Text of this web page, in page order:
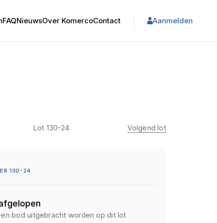
FAQNieuwsOver KomercoContact Aanmelden
Lot 130-24 Volgend lot
130-24
bod uitgebracht worden op dit lot